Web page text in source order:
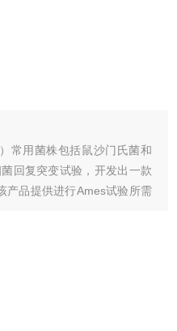
常用菌株包括鼠沙门氏菌和
回复突变试验，开发出一款
品提供进行Ames试验所需
经过严格的质量检测，菌株